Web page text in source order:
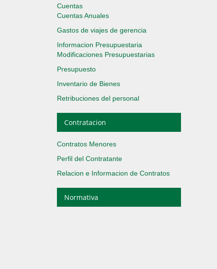
Cuentas
Cuentas Anuales
Gastos de viajes de gerencia
Informacion Presupuestaria
Modificaciones Presupuestarias
Presupuesto
Inventario de Bienes
Retribuciones del personal
Contratacion
Contratos Menores
Perfil del Contratante
Relacion e Informacion de Contratos
Normativa